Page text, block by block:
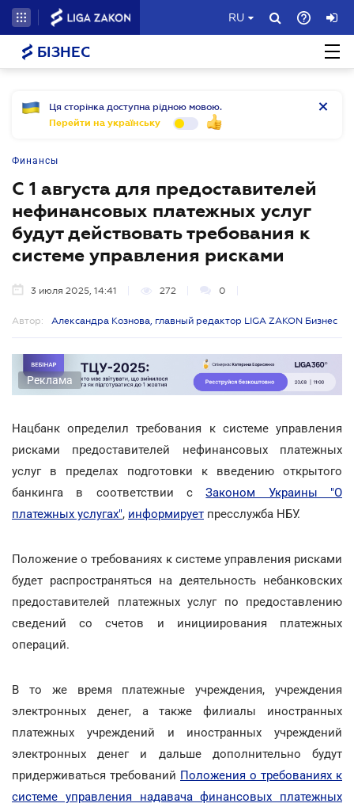
RU
БІЗНЕС
Ця сторінка доступна рідною мовою.
Перейти на українську
Финансы
С 1 августа для предоставителей
нефинансовых платежных услуг
будут действовать требования к
системе управления рисками
3 июля 2025, 14:41 272 0
Автор: Александра Кознова, главный редактор LIGA ZAKON Бизнес
Реклама
Нацбанк определил требования к системе управления
рисками предоставителей нефинансовых платежных
услуг в пределах подготовки к введению открытого
банкинга в соответствии сЗаконом Украины "О
платежных услугах", информирует пресслужба НБУ.
Положение о требованиях к системе управления рисками
будет распространяться на деятельность небанковских
предоставителей платежных услуг по предоставлению
сведений со счетов и инициирования платежных
операций.
В то же время платежные учреждения, учреждения
электронных денег, а также филиалы иностранных
платежных учреждений и иностранных учреждений
электронных денег и дальше дополнительно будут
придерживаться требований Положения о требованиях к
системе управления надавача финансовых платежных